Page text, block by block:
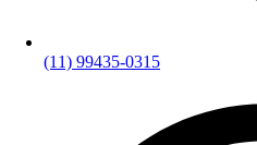
(11) 99435-0315